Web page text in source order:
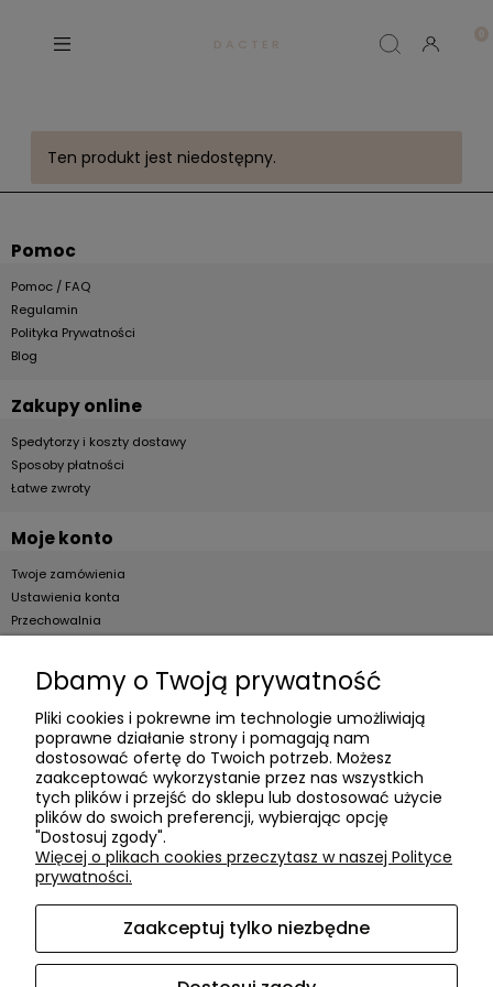
D A C T E R
Ten produkt jest niedostępny.
Pomoc
Pomoc / FAQ
Regulamin
Polityka Prywatności
Blog
Zakupy online
Spedytorzy i koszty dostawy
Sposoby płatności
Łatwe zwroty
Moje konto
Twoje zamówienia
Ustawienia konta
Przechowalnia
Dla firm
O firmie
Informacje o firmie
Kontakt
dacter.pl
Akcesoria meblowe DAC TER | ul. Przepiórki 56, 02-410
Warszawa, woj. mazowieckie | E-mail:sklep@dacter.plTel.:
602677377| NIP: 5220052421 REGON: 012076264
Dbamy o Twoją prywatność
Pliki cookies i pokrewne im technologie umożliwiają
poprawne działanie strony i pomagają nam
dostosować ofertę do Twoich potrzeb. Możesz
zaakceptować wykorzystanie przez nas wszystkich
tych plików i przejść do sklepu lub dostosować użycie
plików do swoich preferencji, wybierając opcję
"Dostosuj zgody".
Więcej o plikach cookies przeczytasz w naszej Polityce
prywatności.
Zaakceptuj tylko niezbędne